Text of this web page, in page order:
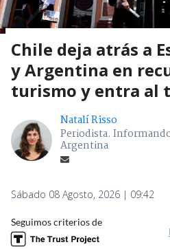
Chile deja atrás a
y Argentina en
turismo y entra al
Natalí Risso
Periodista.
Argentina
Sábado 08 Agosto, 2026 | 09:42
Seguimos criterios de